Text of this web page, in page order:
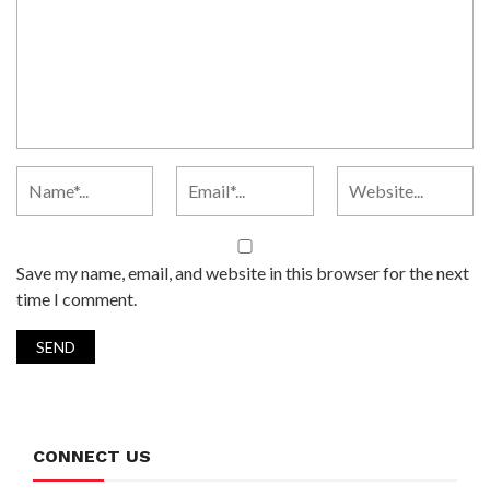
Save my name, email, and website in this browser for the next
time I comment.
CONNECT US